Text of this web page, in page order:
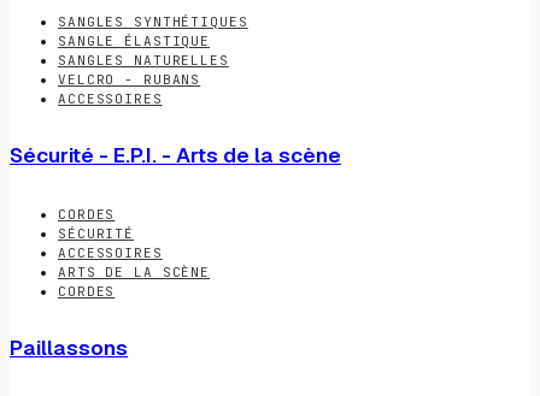
SANGLES SYNTHÉTIQUES
SANGLE ÉLASTIQUE
SANGLES NATURELLES
VELCRO - RUBANS
ACCESSOIRES
Sécurité - E.P.I. - Arts de la scène
CORDES
SÉCURITÉ
ACCESSOIRES
ARTS DE LA SCÈNE
CORDES
Paillassons